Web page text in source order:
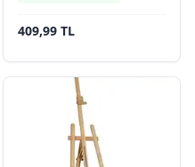
409,99 TL